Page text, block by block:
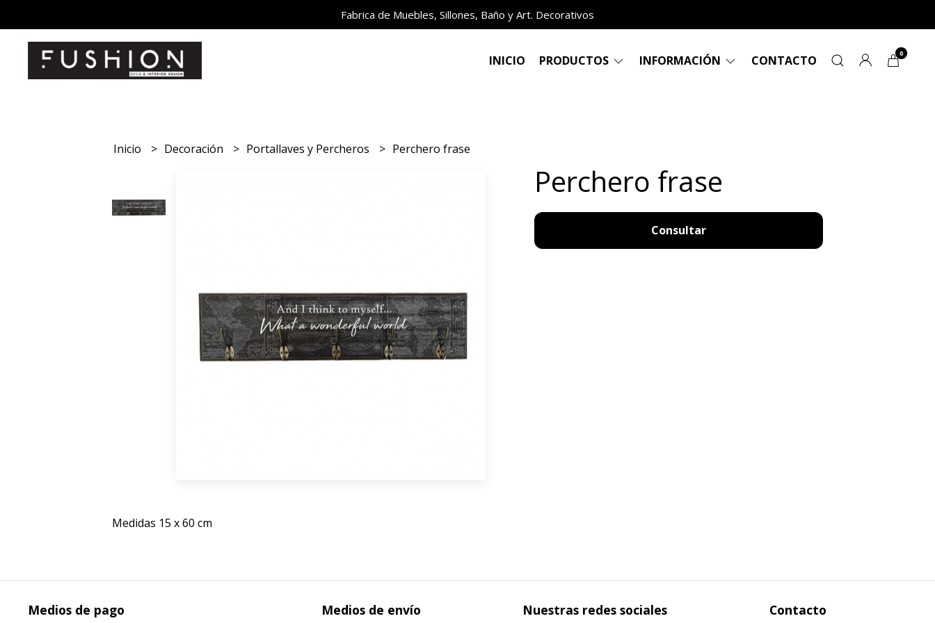
Fabrica de Muebles, Sillones, Baño y Art. Decorativos
INICIO PRODUCTOS INFORMACIÓN CONTACTO 0
Inicio Decoración Portallaves y Percheros Perchero frase
Medidas 15 x 60 cm
Perchero frase
Consultar
Medios de pago Medios de envío Nuestras redes sociales Contacto